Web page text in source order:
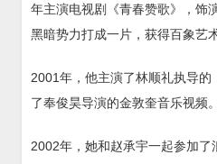
年主演电视剧《青春赞歌》，饰
黑暗势力打成一片，获得百象艺术
2001年，他主演了林顺礼执导
了奉俊昊导演的金敦奎音乐视频。
2002年，她和赵承宇一起参加了